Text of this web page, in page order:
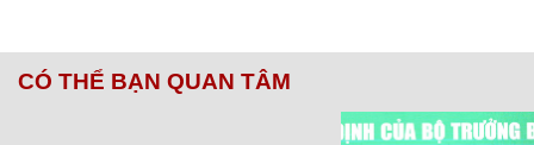
CÓ THỂ BẠN QUAN TÂM